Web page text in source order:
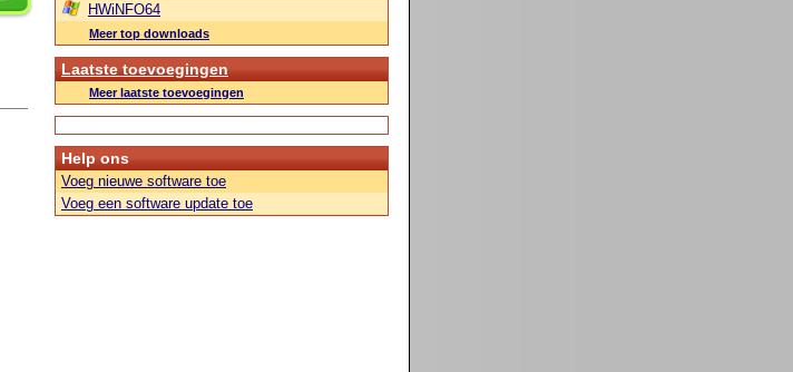
HWiNFO64
Meer top downloads
Laatste toevoegingen
Meer laatste toevoegingen
Help ons
Voeg nieuwe software toe
Voeg een software update toe